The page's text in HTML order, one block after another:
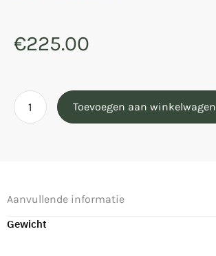
€225.00
Toevoegen aan winkelwagen
Aanvullende informatie
Gewicht